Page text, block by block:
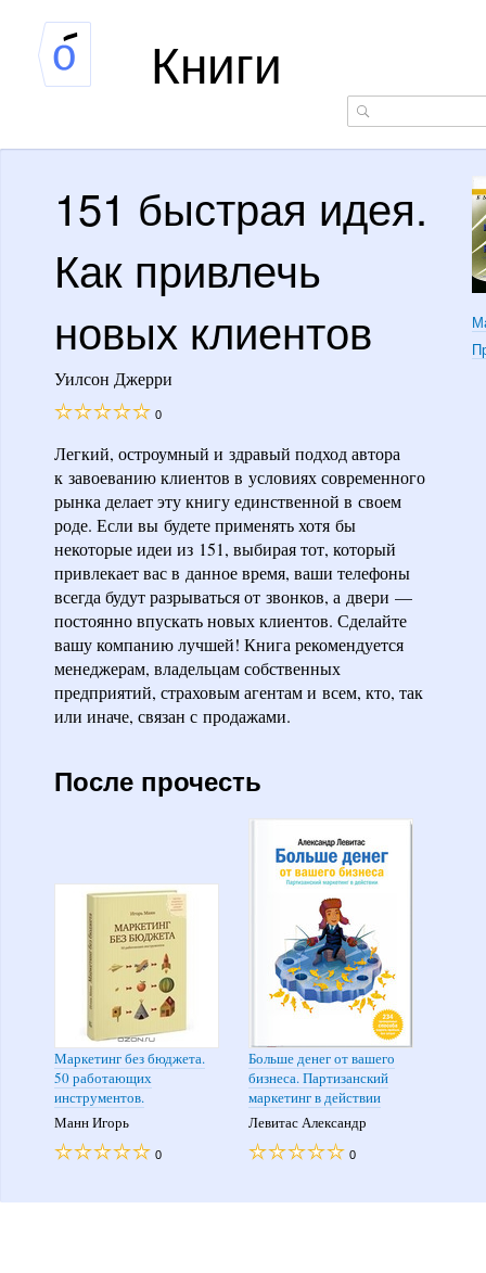
Книги
151 быстрая идея.
Как привлечь
новых клиентов
Уилсон Джерри
0
Легкий, остроумный и здравый подход автора
к завоеванию клиентов в условиях современного
рынка делает эту книгу единственной в своем
роде. Если вы будете применять хотя бы
некоторые идеи из 151, выбирая тот, который
привлекает вас в данное время, ваши телефоны
всегда будут разрываться от звонков, а двери —
постоянно впускать новых клиентов. Сделайте
вашу компанию лучшей! Книга рекомендуется
менеджерам, владельцам собственных
предприятий, страховым агентам и всем, кто, так
или иначе, связан с продажами.
После прочесть
Маркетинг без бюджета.
50 работающих
инструментов.
Манн Игорь
0
Больше денег от вашего
бизнеса. Партизанский
маркетинг в действии
Левитас Александр
0